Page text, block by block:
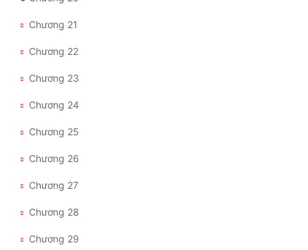
Võ Hiệp
Võng Du
Xuyên Không
Xuyên Nhanh
Xuyên Sách
Chương 21
Chương 22
Chương 23
Chương 24
Chương 25
Chương 26
Chương 27
Chương 28
Chương 29